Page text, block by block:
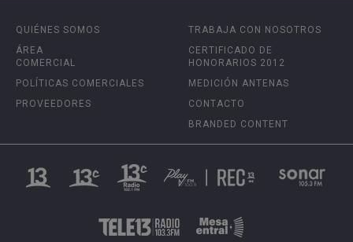
QUIÉNES SOMOS
ÁREA
COMERCIAL
POLÍTICAS COMERCIALES
PROVEEDORES
TRABAJA CON NOSOTROS
CERTIFICADO DE
HONORARIOS 2012
MEDICIÓN ANTENAS
CONTACTO
BRANDED CONTENT